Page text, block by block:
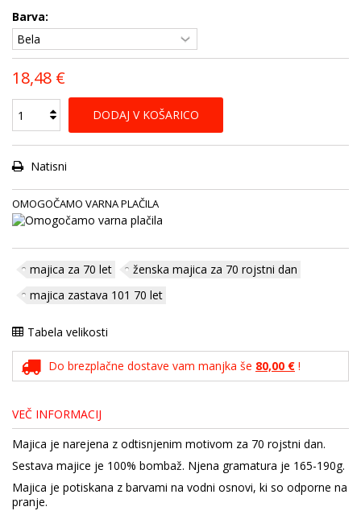
Barva:
18,48 €
DODAJ V KOŠARICO
Natisni
OMOGOČAMO VARNA PLAČILA
majica za 70 let
ženska majica za 70 rojstni dan
majica zastava 101 70 let
Tabela velikosti
Do brezplačne dostave vam manjka še 80,00 € !
VEČ INFORMACIJ
Majica je narejena z odtisnjenim motivom za 70 rojstni dan.
Sestava majice je 100% bombaž. Njena gramatura je 165-190g.
Majica je potiskana z barvami na vodni osnovi, ki so odporne na
pranje.